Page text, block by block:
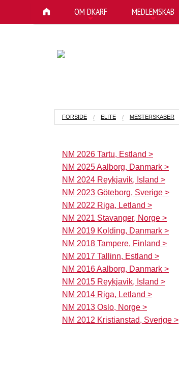
OM DKARF MEDLEMSKAB
FORSIDE ELITE MESTERSKABER
NM 2026 Tartu, Estland >
NM 2025 Aalborg, Danmark >
NM 2024 Reykjavik, Island >
NM 2023 Göteborg, Sverige >
NM 2022 Riga, Letland >
NM 2021 Stavanger, Norge >
NM 2019 Kolding, Danmark >
NM 2018 Tampere, Finland >
NM 2017 Tallinn, Estland >
NM 2016 Aalborg, Danmark >
NM 2015 Reykjavik, Island >
NM 2014 Riga, Letland >
NM 2013 Oslo, Norge >
NM 2012 Kristianstad, Sverige >